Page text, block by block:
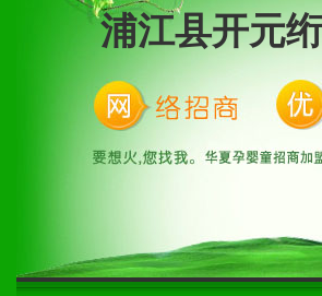
浦江县开元